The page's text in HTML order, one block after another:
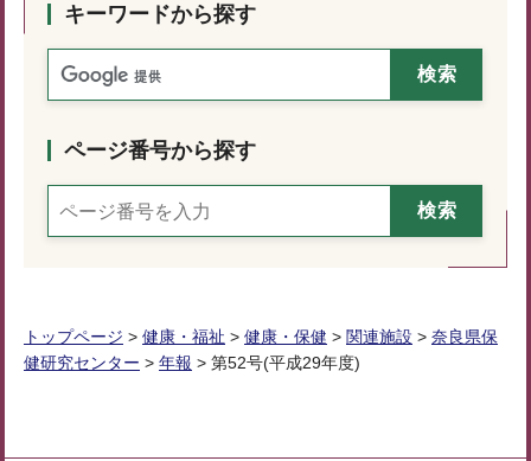
キーワードから探す
ページ番号から探す
トップページ > 健康・福祉 > 健康・保健 > 関連施設 > 奈良県保
健研究センター > 年報 > 第52号(平成29年度)